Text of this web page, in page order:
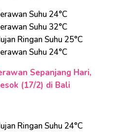
Suhu 24°C
Suhu 32°C
Ringan Suhu 25°C
Suhu 24°C
Sepanjang Hari,
(17/2) di Bali
Ringan Suhu 24°C